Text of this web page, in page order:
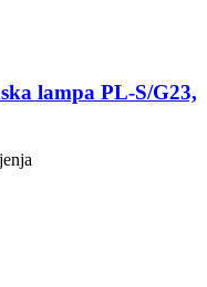
lampa PL-​S/G23,